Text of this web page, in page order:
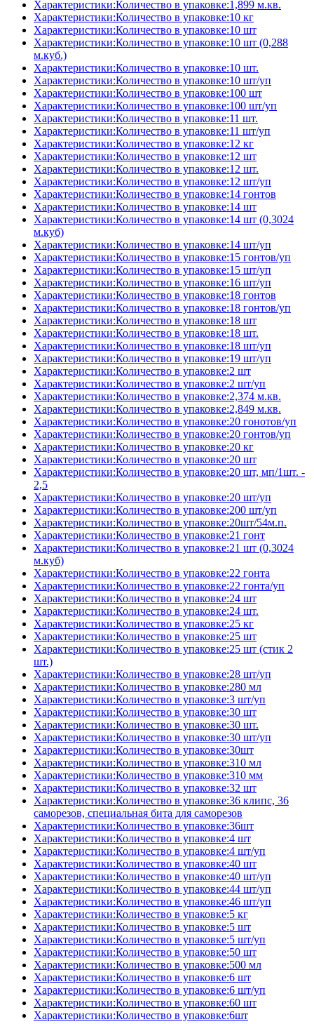
Характеристики:Количество в упаковке:1,899 м.кв.
Характеристики:Количество в упаковке:10 кг
Характеристики:Количество в упаковке:10 шт
Характеристики:Количество в упаковке:10 шт (0,288
м.куб.)
Характеристики:Количество в упаковке:10 шт.
Характеристики:Количество в упаковке:10 шт/уп
Характеристики:Количество в упаковке:100 шт
Характеристики:Количество в упаковке:100 шт/уп
Характеристики:Количество в упаковке:11 шт.
Характеристики:Количество в упаковке:11 шт/уп
Характеристики:Количество в упаковке:12 кг
Характеристики:Количество в упаковке:12 шт
Характеристики:Количество в упаковке:12 шт.
Характеристики:Количество в упаковке:12 шт/уп
Характеристики:Количество в упаковке:14 гонтов
Характеристики:Количество в упаковке:14 шт
Характеристики:Количество в упаковке:14 шт (0,3024
м.куб)
Характеристики:Количество в упаковке:14 шт/уп
Характеристики:Количество в упаковке:15 гонтов/уп
Характеристики:Количество в упаковке:15 шт/уп
Характеристики:Количество в упаковке:16 шт/уп
Характеристики:Количество в упаковке:18 гонтов
Характеристики:Количество в упаковке:18 гонтов/уп
Характеристики:Количество в упаковке:18 шт
Характеристики:Количество в упаковке:18 шт.
Характеристики:Количество в упаковке:18 шт/уп
Характеристики:Количество в упаковке:19 шт/уп
Характеристики:Количество в упаковке:2 шт
Характеристики:Количество в упаковке:2 шт/уп
Характеристики:Количество в упаковке:2,374 м.кв.
Характеристики:Количество в упаковке:2,849 м.кв.
Характеристики:Количество в упаковке:20 гонотов/уп
Характеристики:Количество в упаковке:20 гонтов/уп
Характеристики:Количество в упаковке:20 кг
Характеристики:Количество в упаковке:20 шт
Характеристики:Количество в упаковке:20 шт, мп/1шт. -
2,5
Характеристики:Количество в упаковке:20 шт/уп
Характеристики:Количество в упаковке:200 шт/уп
Характеристики:Количество в упаковке:20шт/54м.п.
Характеристики:Количество в упаковке:21 гонт
Характеристики:Количество в упаковке:21 шт (0,3024
м.куб)
Характеристики:Количество в упаковке:22 гонта
Характеристики:Количество в упаковке:22 гонта/уп
Характеристики:Количество в упаковке:24 шт
Характеристики:Количество в упаковке:24 шт.
Характеристики:Количество в упаковке:25 кг
Характеристики:Количество в упаковке:25 шт
Характеристики:Количество в упаковке:25 шт (стик 2
шт.)
Характеристики:Количество в упаковке:28 шт/уп
Характеристики:Количество в упаковке:280 мл
Характеристики:Количество в упаковке:3 шт/уп
Характеристики:Количество в упаковке:30 шт
Характеристики:Количество в упаковке:30 шт.
Характеристики:Количество в упаковке:30 шт/уп
Характеристики:Количество в упаковке:30шт
Характеристики:Количество в упаковке:310 мл
Характеристики:Количество в упаковке:310 мм
Характеристики:Количество в упаковке:32 шт
Характеристики:Количество в упаковке:36 клипс, 36
саморезов, специальная бита для саморезов
Характеристики:Количество в упаковке:36шт
Характеристики:Количество в упаковке:4 шт
Характеристики:Количество в упаковке:4 шт/уп
Характеристики:Количество в упаковке:40 шт
Характеристики:Количество в упаковке:40 шт/уп
Характеристики:Количество в упаковке:44 шт/уп
Характеристики:Количество в упаковке:46 шт/уп
Характеристики:Количество в упаковке:5 кг
Характеристики:Количество в упаковке:5 шт
Характеристики:Количество в упаковке:5 шт/уп
Характеристики:Количество в упаковке:50 шт
Характеристики:Количество в упаковке:500 мл
Характеристики:Количество в упаковке:6 шт
Характеристики:Количество в упаковке:6 шт/уп
Характеристики:Количество в упаковке:60 шт
Характеристики:Количество в упаковке:6шт